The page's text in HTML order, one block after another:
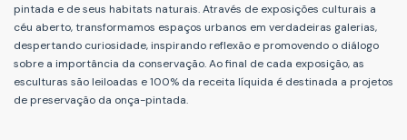
pintada e de seus habitats naturais. Através de exposições culturais a
céu aberto, transformamos espaços urbanos em verdadeiras galerias,
despertando curiosidade, inspirando reflexão e promovendo o diálogo
sobre a importância da conservação. Ao final de cada exposição, as
esculturas são leiloadas e 100% da receita líquida é destinada a projetos
de preservação da onça-pintada.